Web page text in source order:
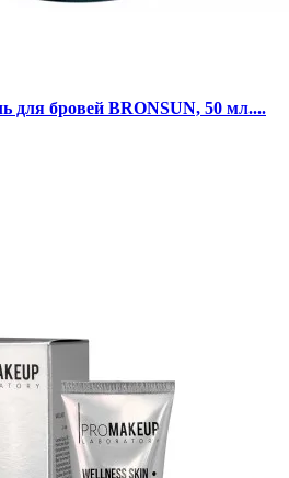
для бровей BRONSUN, 50 мл....